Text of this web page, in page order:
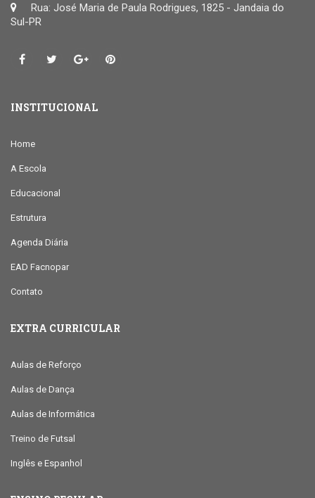
Rua: José Maria de Paula Rodrigues, 1825 - Jandaia do
Sul-PR
INSTITUCIONAL
Home
A Escola
Educacional
Estrutura
Agenda Diária
EAD Facnopar
Contato
EXTRA CURRICULAR
Aulas de Reforço
Aulas de Dança
Aulas de Informática
Treino de Futsal
Inglês e Espanhol